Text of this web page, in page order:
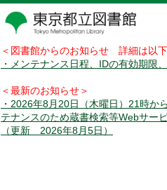
＜図書館からのお知らせ 詳細は以
・メンテナンス日程、IDの有効期限
＜最新のお知らせ＞
・2026年8月20日（木曜日）21時か
テナンスのため蔵書検索等Webサー
（更新 2026年8月5日）